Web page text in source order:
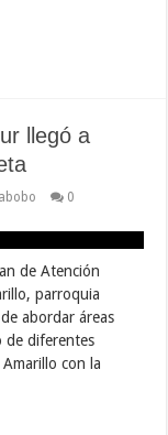
llegó a
0
de Atención
parroquia
abordar áreas
de diferentes
con la